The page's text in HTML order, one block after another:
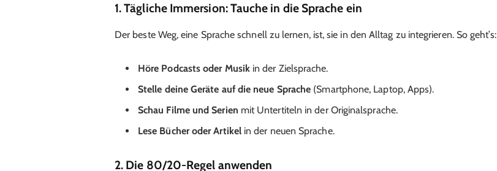
1. Tägliche Immersion: Tauche in die Sprache ein
Der beste Weg, eine Sprache schnell zu lernen, ist, sie in den Alltag zu integrieren. So geht’s:
Höre Podcasts oder Musikin der Zielsprache.
Stelle deine Geräte auf die neue Sprache (Smartphone, Laptop, Apps).
Schau Filme und Serien mit Untertiteln in der Originalsprache.
Lese Bücher oder Artikelin der neuen Sprache.
2. Die 80/20-Regel anwenden